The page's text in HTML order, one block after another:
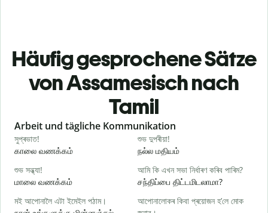
Häufig gesprochene Sätze
von Assamesisch nach
Tamil
Slide 1 of 6
Arbeit und tägliche Kommunikation
সুপ্ৰভাত!
காலை வணக்கம்
শুভ দুপৰীয়া!
நல்ல மதியம்
শুভ সন্ধ্যা!
மாலை வணக்கம்
আমি কি এখন সভা নিৰ্ধাৰণ কৰিব পাৰিম?
சந்திப்பை திட்டமிடலாமா?
মই আপোনালৈ এটা ইমেইল পঠাম।
আপোনালোকৰ কিবা প্ৰয়োজন হ’লে মোক